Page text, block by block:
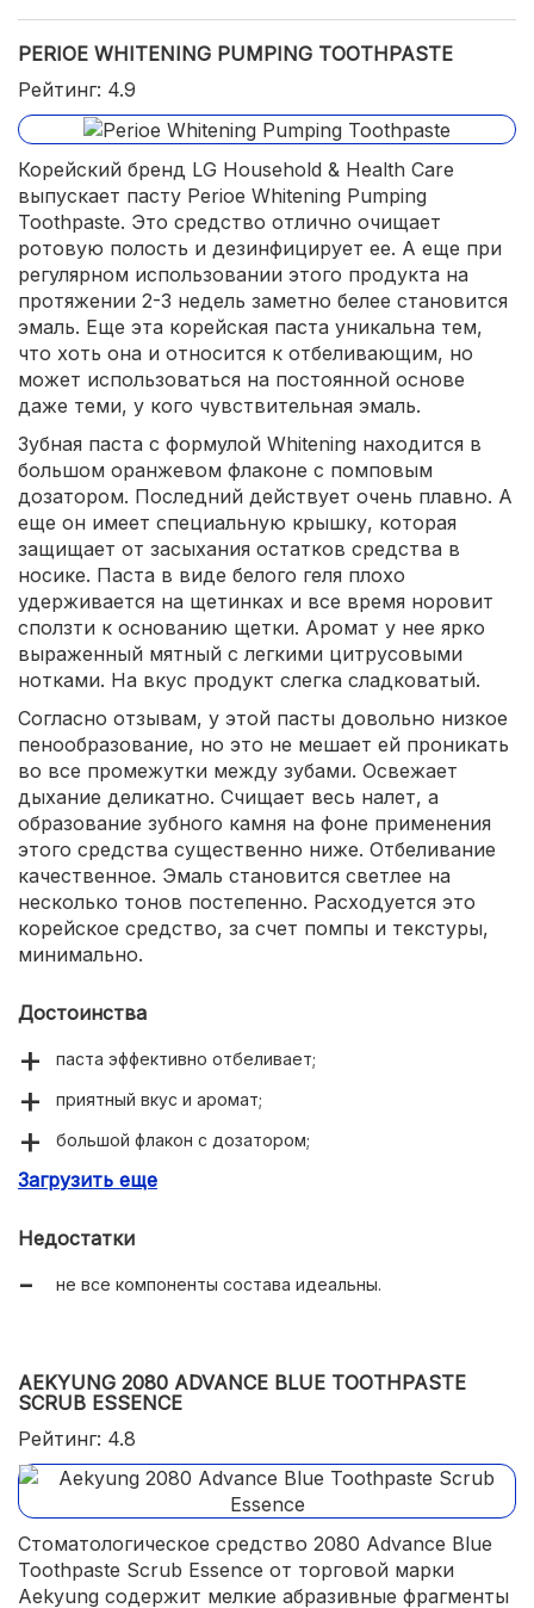
PERIOE WHITENING PUMPING TOOTHPASTE
Рейтинг: 4.9
Корейский бренд LG Household & Health Care
выпускает пасту Perioe Whitening Pumping
Toothpaste. Это средство отлично очищает
ротовую полость и дезинфицирует ее. А еще при
регулярном использовании этого продукта на
протяжении 2-3 недель заметно белее становится
эмаль. Еще эта корейская паста уникальна тем,
что хоть она и относится к отбеливающим, но
может использоваться на постоянной основе
даже теми, у кого чувствительная эмаль.
Зубная паста с формулой Whitening находится в
большом оранжевом флаконе с помповым
дозатором. Последний действует очень плавно. А
еще он имеет специальную крышку, которая
защищает от засыхания остатков средства в
носике. Паста в виде белого геля плохо
удерживается на щетинках и все время норовит
сползти к основанию щетки. Аромат у нее ярко
выраженный мятный с легкими цитрусовыми
нотками. На вкус продукт слегка сладковатый.
Согласно отзывам, у этой пасты довольно низкое
пенообразование, но это не мешает ей проникать
во все промежутки между зубами. Освежает
дыхание деликатно. Счищает весь налет, а
образование зубного камня на фоне применения
этого средства существенно ниже. Отбеливание
качественное. Эмаль становится светлее на
несколько тонов постепенно. Расходуется это
корейское средство, за счет помпы и текстуры,
минимально.
Достоинства
паста эффективно отбеливает;
приятный вкус и аромат;
большой флакон с дозатором;
защитная крышка на дозаторе;
Загрузить еще
Недостатки
не все компоненты состава идеальны.
AEKYUNG 2080 ADVANCE BLUE TOOTHPASTE
SCRUB ESSENCE
Рейтинг: 4.8
Стоматологическое средство 2080 Advance Blue
Toothpaste Scrub Essence от торговой марки
Aekyung содержит мелкие абразивные фрагменты